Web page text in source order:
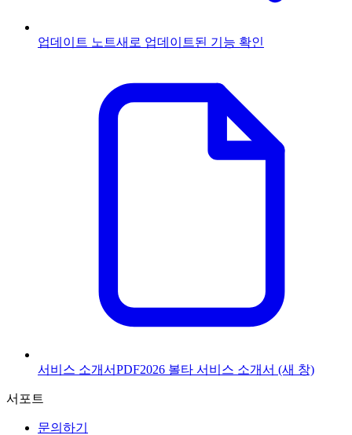
업데이트 노트새로 업데이트된 기능 확인
서비스 소개서PDF2026 볼타 서비스 소개서 (새 창)
서포트
문의하기